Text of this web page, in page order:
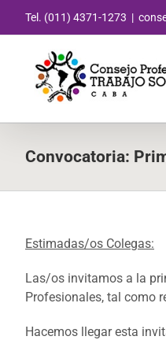
Tel. (011) 4371-1273 |
Convocatoria:
Estimadas/os Colegas:
Las/os invitamos a la
Profesionales, tal como
Hacemos llegar esta